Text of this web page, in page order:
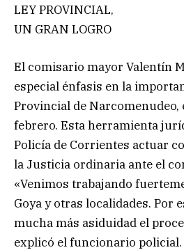
LEY PROVINCIAL,
UN GRAN LOGRO
El comisario mayor Valentín
especial énfasis en la
Provincial de Narcomenudeo,
febrero. Esta herramienta
Policía de Corrientes actuar
la Justicia ordinaria ante el
«Venimos trabajando
Goya y otras localidades. Por
mucha más asiduidad el
explicó el funcionario policial.